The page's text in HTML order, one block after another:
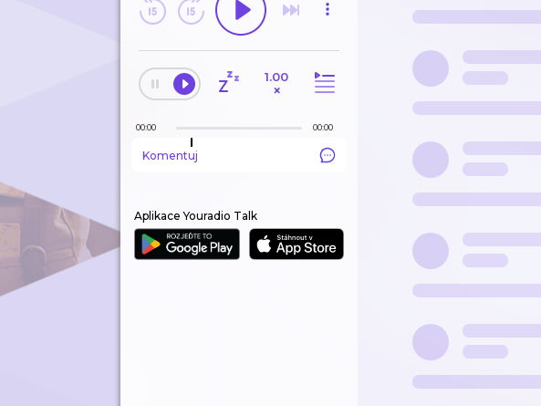
1.00
×
00:00 00:00
Komentuj
Aplikace Youradio Talk